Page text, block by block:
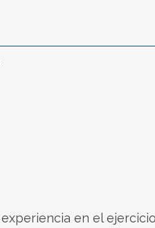
en el